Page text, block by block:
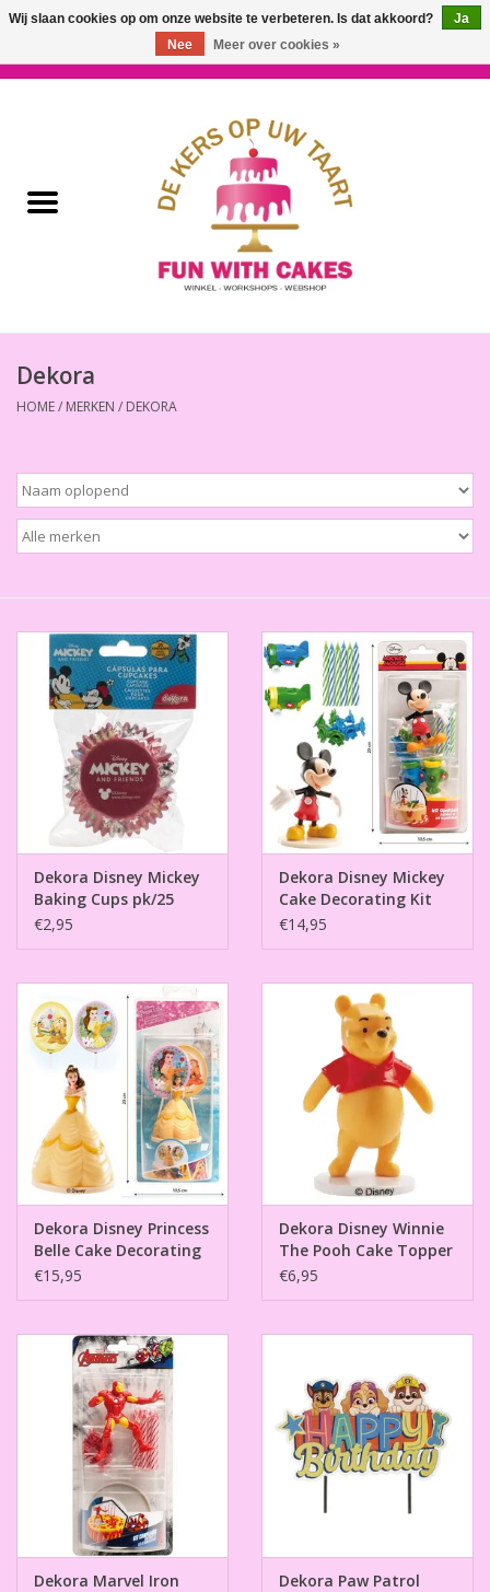
Workshops & Cursussen
Decoreer Gereedschap
Presentatie en Verpakkingen
Thema's
Aanbiedingen
Cindy's Favorieten
Cadeaubonnen
Merken
Dekora
HOME/ MERKEN / DEKORA
Dekora Disney Mickey
Baking Cups pk/25
€2,95
Dekora Disney Mickey
Cake Decorating Kit
€14,95
Dekora Disney Princess
Belle Cake Decorating
Kit
€15,95
Dekora Disney Winnie
The Pooh Cake Topper
9cm
€6,95
Dekora Marvel Iron
Dekora Paw Patrol
Wij slaan cookies op om onze website te verbeteren. Is dat akkoord?
Ja
Nee
Meer over cookies »